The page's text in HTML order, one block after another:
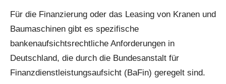
Für die Finanzierung oder das Leasing von Kranen und
Baumaschinen gibt es spezifische
bankenaufsichtsrechtliche Anforderungen in
Deutschland, die durch die Bundesanstalt für
Finanzdienstleistungsaufsicht (BaFin) geregelt sind.